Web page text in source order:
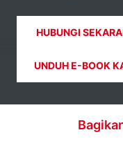
HUBUNGI
UNDUH E-BOOK